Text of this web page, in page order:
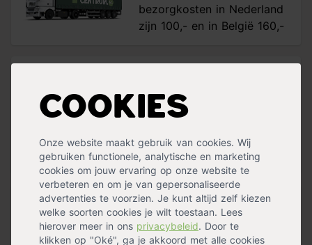
Cookies
Onze website maakt gebruik van cookies. Wij
gebruiken functionele, analytische en marketing
cookies om jouw ervaring op onze website te
verbeteren en om je van gepersonaliseerde
advertenties te voorzien. Je kunt altijd zelf kiezen
welke soorten cookies je wilt toestaan. Lees
hierover meer in ons privacybeleid. Door te
klikken op "Oké", ga je akkoord met alle cookies
bezorgkosten in Nederland
zijn 100,- en in België 160,-
Geïmpregneerd grenenhout
Robuuste uitstraling
4-ex log gezaagd
Niet voor kleine houtconstructies
Grenen paal met robuuste uitstraling
Deze grenen paalis gemaakt vangeïmpregneerd